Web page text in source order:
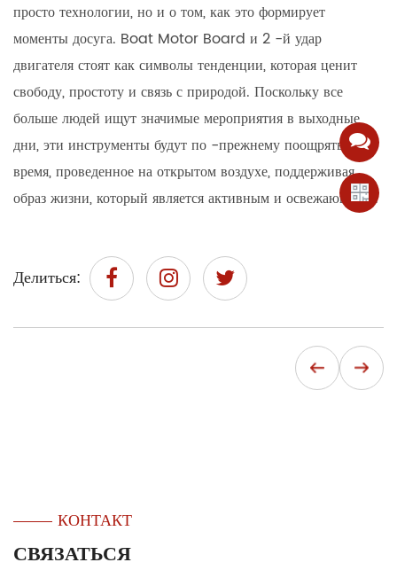
просто технологии, но и о том, как это формирует
моменты досуга. Boat Motor Board и 2 -й удар
двигателя стоят как символы тенденции, которая ценит
свободу, простоту и связь с природой. Поскольку все
больше людей ищут значимые мероприятия в выходные
дни, эти инструменты будут по -прежнему поощрять
время, проведенное на открытом воздухе, поддерживая
образ жизни, который является активным и освежающим. .
Делиться:
КОНТАКТ
СВЯЗАТЬСЯ